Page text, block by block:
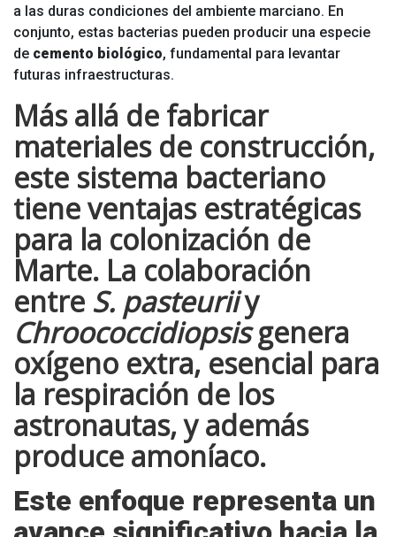
a las duras condiciones del ambiente marciano. En
conjunto, estas bacterias pueden producir una especie
de cemento biológico, fundamental para levantar
futuras infraestructuras.
Más allá de fabricar
materiales de construcción,
este sistema bacteriano
tiene ventajas estratégicas
para la colonización de
Marte. La colaboración
entre S. pasteuriiy
Chroococcidiopsisgenera
oxígeno extra, esencial para
la respiración de los
astronautas, y además
produce amoníaco.
Este enfoque representa un